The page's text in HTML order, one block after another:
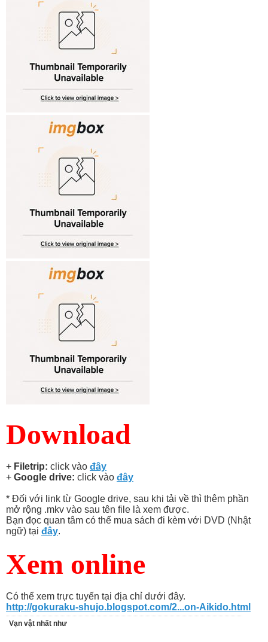
Download
+ Filetrip: click vào đây
+ Google drive: click vào đây
* Đối với link từ Google drive, sau khi tải về thì thêm phần
mở rộng .mkv vào sau tên file là xem được.
Bạn đọc quan tâm có thể mua sách đi kèm với DVD (Nhật
ngữ) tại đây.
Xem online
Có thể xem trực tuyến tại địa chỉ dưới đây.
http://gokuraku-shujo.blogspot.com/2...on-Aikido.html
Vạn vật nhất như